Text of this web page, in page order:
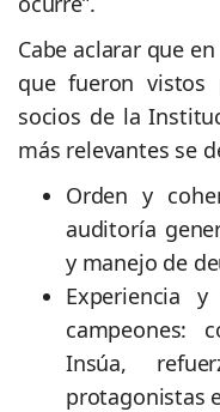
Cabe aclarar que
que fueron
socios de la
más relevantes se
Orden y
auditoría
y manejo de
Experiencia
campeones:
Insúa,
protagonistas